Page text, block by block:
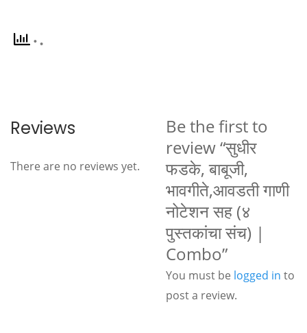
Reviews
There are no reviews yet.
Be the first to
review “सुधीर
फडके, बाबूजी,
भावगीते,आवडती गाणी
नोटेशन सह (४
पुस्तकांचा संच) |
Combo”
You must be logged in to
post a review.